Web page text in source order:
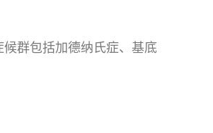
群包括加德纳氏症、基底